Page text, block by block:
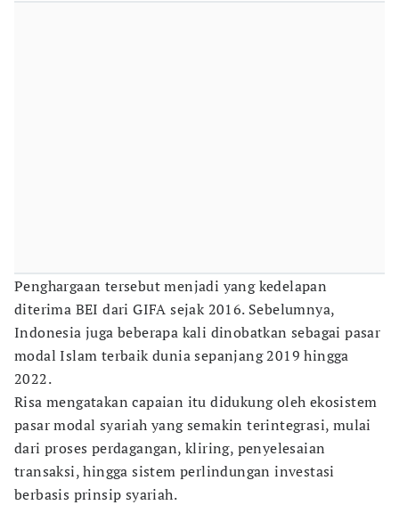
Penghargaan tersebut menjadi yang kedelapan
diterima BEI dari GIFA sejak 2016. Sebelumnya,
Indonesia juga beberapa kali dinobatkan sebagai pasar
modal Islam terbaik dunia sepanjang 2019 hingga
2022.
Risa mengatakan capaian itu didukung oleh ekosistem
pasar modal syariah yang semakin terintegrasi, mulai
dari proses perdagangan, kliring, penyelesaian
transaksi, hingga sistem perlindungan investasi
berbasis prinsip syariah.